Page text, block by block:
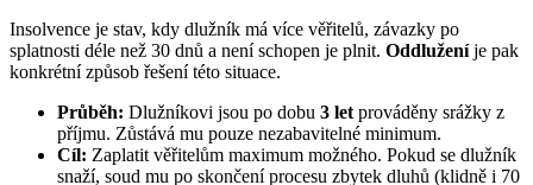
Insolvence je stav, kdy dlužník má více věřitelů, závazky po
splatnosti déle než 30 dnů a není schopen je plnit. Oddluženíje pak
konkrétní způsob řešení této situace.
Průběh: Dlužníkovi jsou po dobu 3 let prováděny srážky z
příjmu. Zůstává mu pouze nezabavitelné minimum.
Cíl: Zaplatit věřitelům maximum možného. Pokud se dlužník
snaží, soud mu po skončení procesu zbytek dluhů (klidně i 70